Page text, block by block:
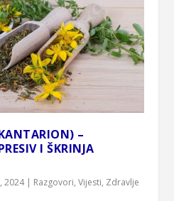
–
I ŠKRINJA
2024| Razgovori,Vijesti, Zdravlje